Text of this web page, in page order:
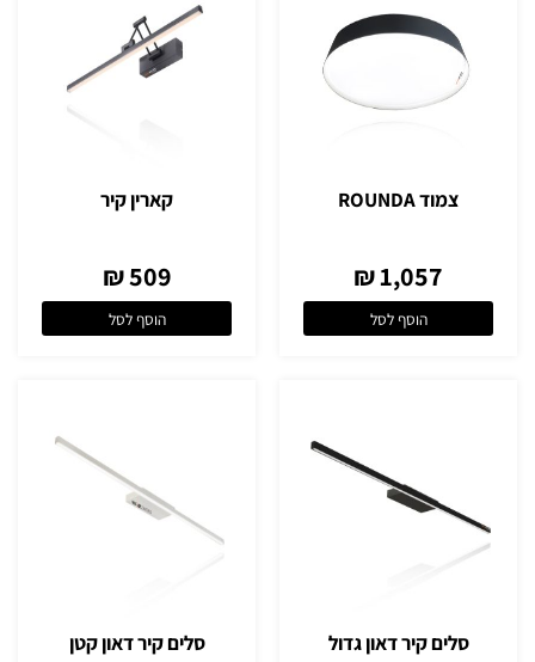
צמוד ROUNDA
1,057 ₪
הוסף לסל
קארין קיר
509 ₪
הוסף לסל
סלים קיר דאון גדול סלים קיר דאון קטן